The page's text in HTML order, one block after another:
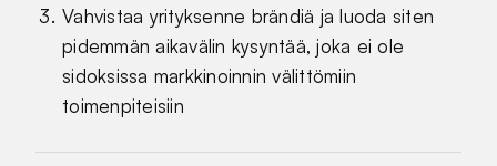
Vahvistaa yrityksenne brändiä ja luoda siten
pidemmän aikavälin kysyntää, joka ei ole
sidoksissa markkinoinnin välittömiin
toimenpiteisiin